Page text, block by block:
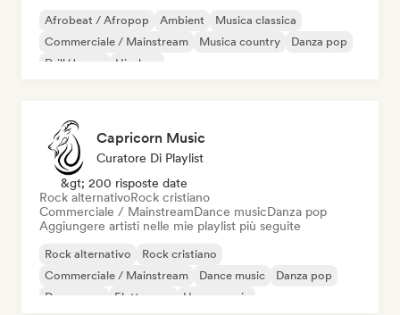
Afrobeat / Afropop Ambient
Musica classica
Commerciale / Mainstream
Musica country
Danza pop
Drill/Jersey
Hip-hop
Capricorn Music
Curatore Di Playlist
&gt; 200 risposte date
Rock alternativoRock cristiano
Commerciale / MainstreamDance musicDanza pop
Aggiungere artisti nelle mie playlist più seguite
Rock alternativo
Rock cristiano
Commerciale / Mainstream
Dance music
Danza pop
Dream pop
Elettropop House music